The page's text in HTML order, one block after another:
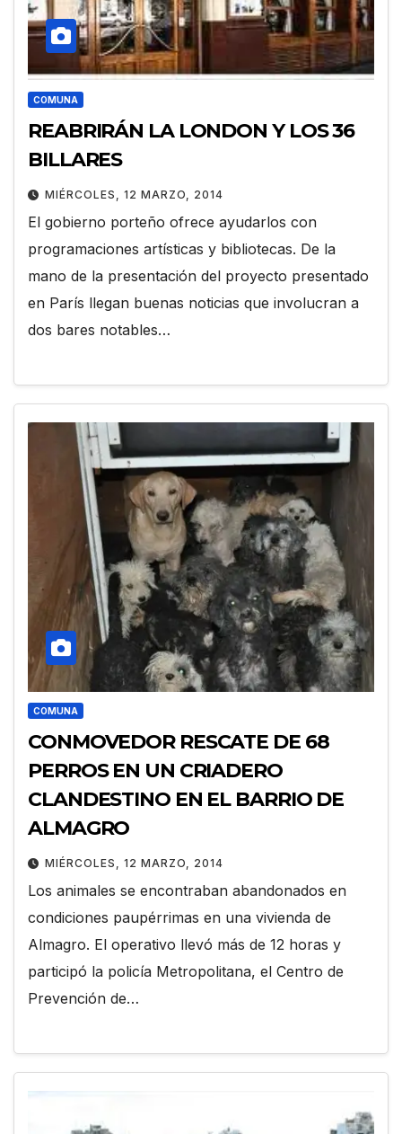
COMUNA
REABRIRÁN LA LONDON Y LOS 36
BILLARES
MIÉRCOLES, 12 MARZO, 2014
El gobierno porteño ofrece ayudarlos con
programaciones artísticas y bibliotecas. De la
mano de la presentación del proyecto presentado
en París llegan buenas noticias que involucran a
dos bares notables…
COMUNA
CONMOVEDOR RESCATE DE 68
PERROS EN UN CRIADERO
CLANDESTINO EN EL BARRIO DE
ALMAGRO
MIÉRCOLES, 12 MARZO, 2014
Los animales se encontraban abandonados en
condiciones paupérrimas en una vivienda de
Almagro. El operativo llevó más de 12 horas y
participó la policía Metropolitana, el Centro de
Prevención de…